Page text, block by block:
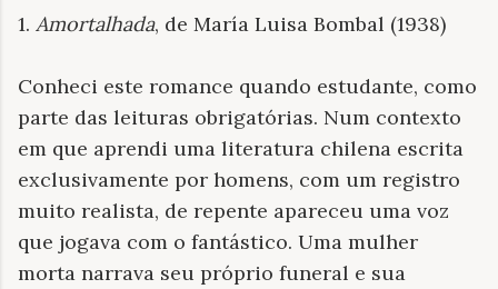
1. Amortalhada, de María Luisa Bombal (1938)
Conheci este romance quando estudante, como
parte das leituras obrigatórias. Num contexto
em que aprendi uma literatura chilena escrita
exclusivamente por homens, com um registro
muito realista, de repente apareceu uma voz
que jogava com o fantástico. Uma mulher
morta narrava seu próprio funeral e sua